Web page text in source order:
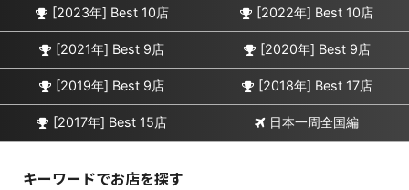
[2023年] Best 10店 [2022年] Best 10店
[2021年] Best 9店 [2020年] Best 9店
[2019年] Best 9店 [2018年] Best 17店
[2017年] Best 15店 日本一周全国編
キーワードでお店を探す